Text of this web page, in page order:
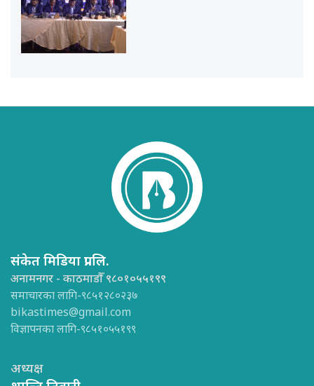
संकेत मिडिया प्रा.लि.
अनामनगर - काठमाडौँ ९८०१०५५१९९
समाचारका लागि-९८५१२८०२३७
bikastimes@gmail.com
विज्ञापनका लागि-९८५१०५५१९९
अध्यक्ष